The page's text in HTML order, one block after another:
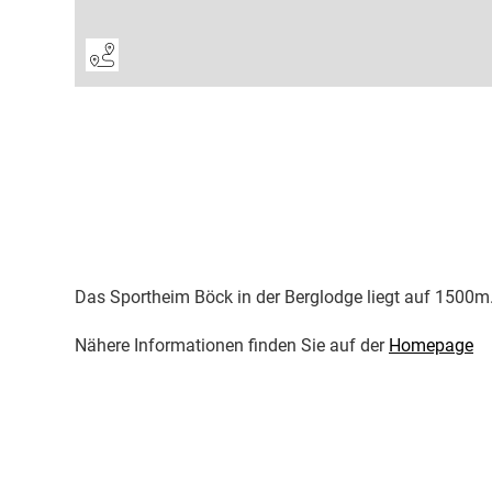
Das Sportheim Böck in der Berglodge liegt auf
Nähere Informationen finden Sie auf der Homepage